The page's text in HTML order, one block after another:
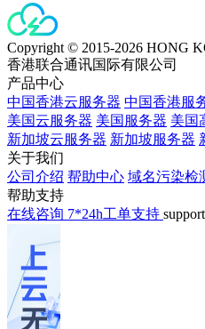
Copyright © 2015-2026 HONG
香港联合通讯国际有限公司
产品中心
中国香港云服务器 中国香港服
美国云服务器 美国服务器 美国
新加坡云服务器 新加坡服务器
关于我们
公司介绍 帮助中心 域名污染检
帮助支持
在线咨询 7*24h工单支持